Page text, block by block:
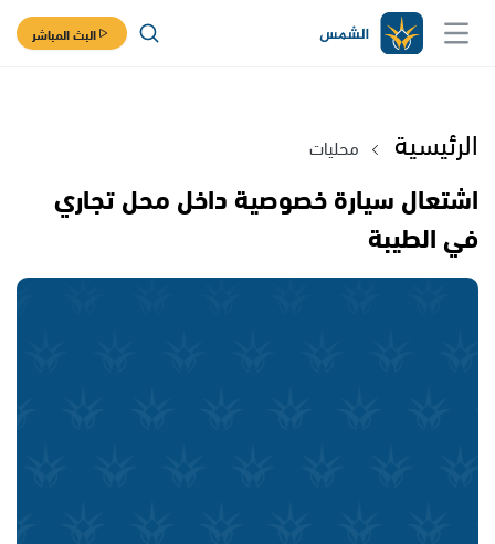
البث المباشر
الرئيسية محليات
اشتعال سيارة خصوصية داخل محل تجاري
في الطيبة